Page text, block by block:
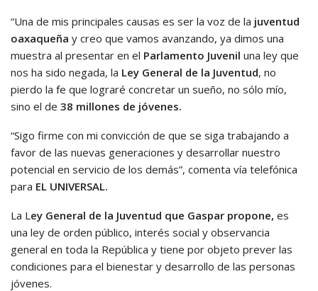
“Una de mis principales causas es ser la voz de la juventud
oaxaqueña y creo que vamos avanzando, ya dimos una
muestra al presentar en el Parlamento Juvenil una ley que
nos ha sido negada, la Ley General de la Juventud, no
pierdo la fe que lograré concretar un sueño, no sólo mío,
sino el de 38 millones de jóvenes.
“Sigo firme con mi convicción de que se siga trabajando a
favor de las nuevas generaciones y desarrollar nuestro
potencial en servicio de los demás”, comenta vía telefónica
para EL UNIVERSAL.
La L ey General de la Juventud que Gaspar propone, es
una ley de orden público, interés social y observancia
general en toda la República y tiene por objeto prever las
condiciones para el bienestar y desarrollo de las personas
jóvenes.